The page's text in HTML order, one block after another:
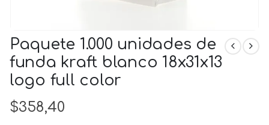
Paquete 1.000 unidades de
funda kraft blanco 18x31x13
logo full color
$358,40